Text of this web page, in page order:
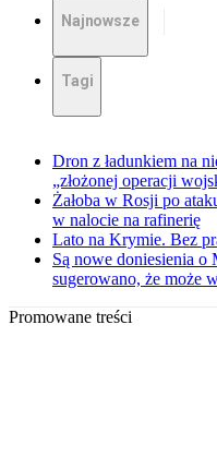
Najnowsze
Tagi
Dron z ładunkiem na
„złożonej operacji
Żałoba w Rosji po
w nalocie na rafinerię
Lato na Krymie. Bez
Są nowe doniesienia o
sugerowano, że może
Promowane treści